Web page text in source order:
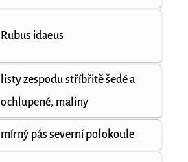
Rubus idaeus
listy zespodu stříbřitě šedé a
ochlupené, maliny
mírný pás severní polokoule